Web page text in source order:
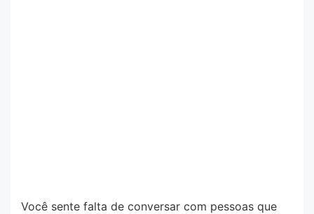
Você sente falta de conversar com pessoas que